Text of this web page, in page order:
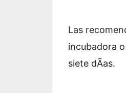
Las
incubadora
siete dÃ­as.